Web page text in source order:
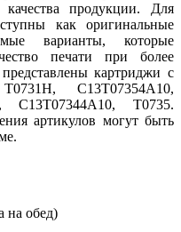
продукции. Для
как оригинальные
варианты, которые
печати при более
картриджи с
C13T07354A10,
C13T07344A10, T0735.
артикулов могут быть
на обед)